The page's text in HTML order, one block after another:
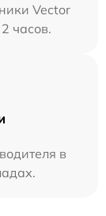
Vector
часов.
в